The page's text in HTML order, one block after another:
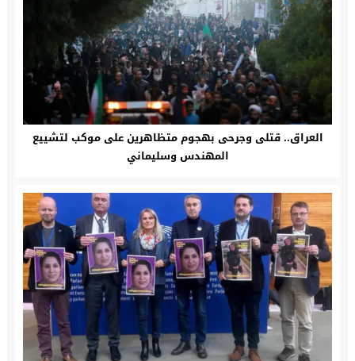
العراق.. قتلى وجرحى بهجوم متظاهرين على موكب لتشييع
المهندس وسليماني